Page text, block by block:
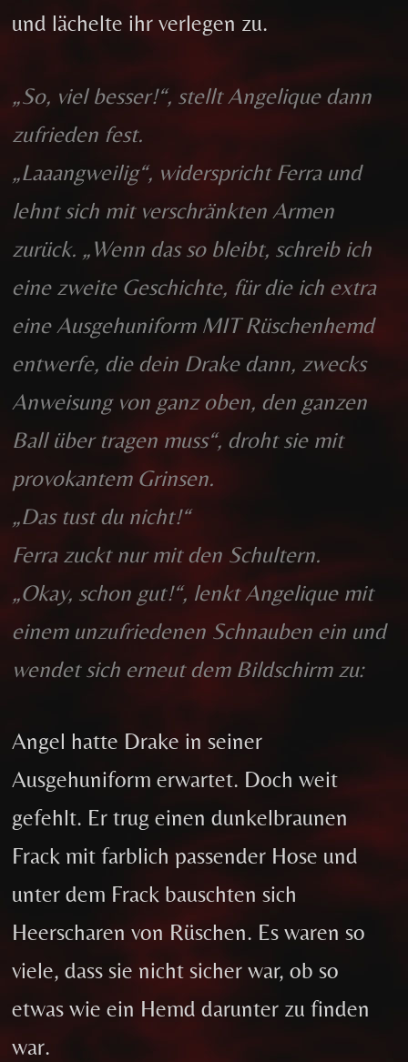
und lächelte ihr verlegen zu.
„So, viel besser!“, stellt Angelique dann
zufrieden fest.
„Laaangweilig“, widerspricht Ferra und
lehnt sich mit verschränkten Armen
zurück. „Wenn das so bleibt, schreib ich
eine zweite Geschichte, für die ich extra
eine Ausgehuniform MIT Rüschenhemd
entwerfe, die dein Drake dann, zwecks
Anweisung von ganz oben, den ganzen
Ball über tragen muss“, droht sie mit
provokantem Grinsen.
„Das tust du nicht!“
Ferra zuckt nur mit den Schultern.
„Okay, schon gut!“, lenkt Angelique mit
einem unzufriedenen Schnauben ein und
wendet sich erneut dem Bildschirm zu:
Angel hatte Drake in seiner
Ausgehuniform erwartet. Doch weit
gefehlt. Er trug einen dunkelbraunen
Frack mit farblich passender Hose und
unter dem Frack bauschten sich
Heerscharen von Rüschen. Es waren so
viele, dass sie nicht sicher war, ob so
etwas wie ein Hemd darunter zu finden
war.